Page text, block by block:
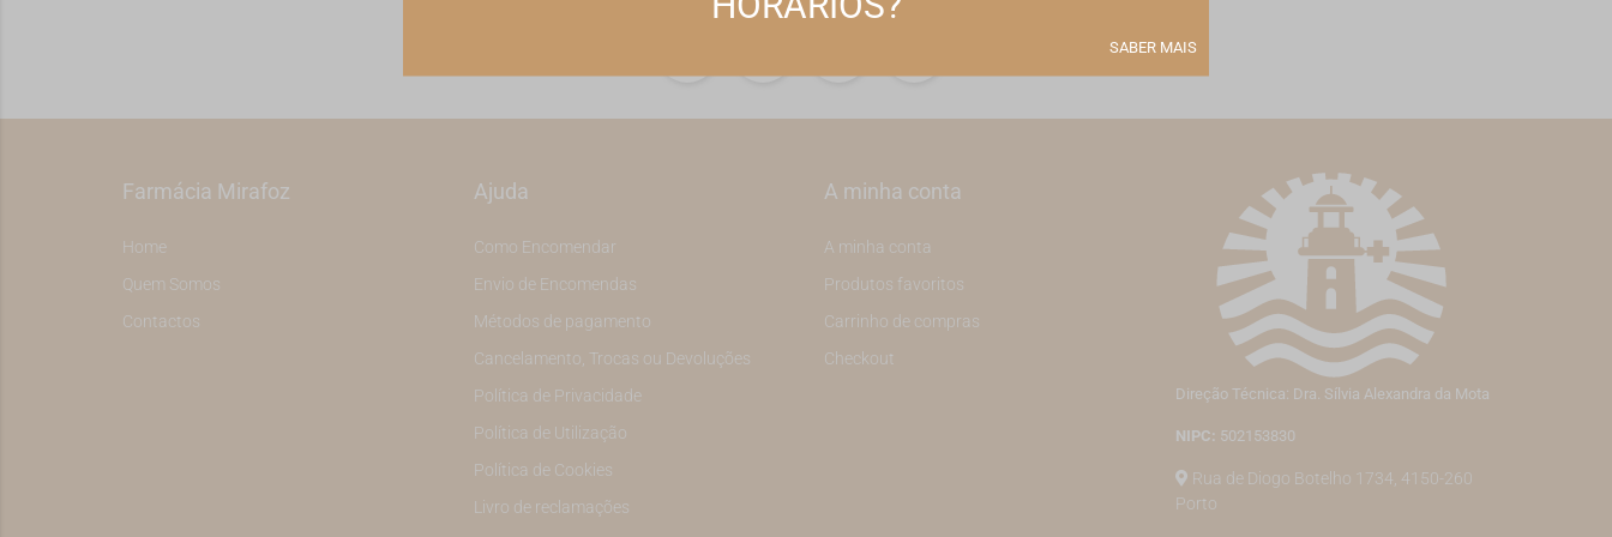
Farmácia Mirafoz
Home
Quem Somos
Contactos
Ajuda
Como Encomendar
Envio de Encomendas
Métodos de pagamento
Cancelamento, Trocas ou Devoluções
Política de Privacidade
Política de Utilização
Política de Cookies
Livro de reclamações
A minha conta
A minha conta
Produtos favoritos
Carrinho de compras
Checkout
Direção Técnica: Dra. Sílvia Alexandra da Mota
NIPC: 502153830
Rua de Diogo Botelho 1734, 4150-260
Porto
SABER MAIS